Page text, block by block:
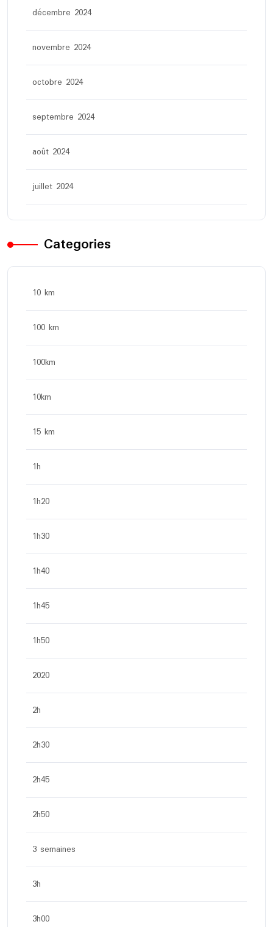
décembre 2024
novembre 2024
octobre 2024
septembre 2024
août 2024
juillet 2024
Categories
10 km
100 km
100km
10km
15 km
1h
1h20
1h30
1h40
1h45
1h50
2020
2h
2h30
2h45
2h50
3 semaines
3h
3h00